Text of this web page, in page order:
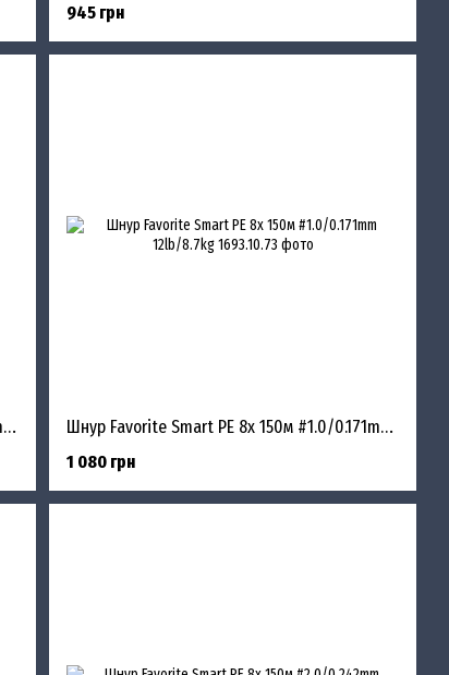
945 грн
Шнур Favorite Smart PE 8x 150м #0.8/0.153mm 10lb/6.8kg
Шнур Favorite Smart PE 8x 150м #1.0/0.171mm 12lb/8.7kg
1 080 грн